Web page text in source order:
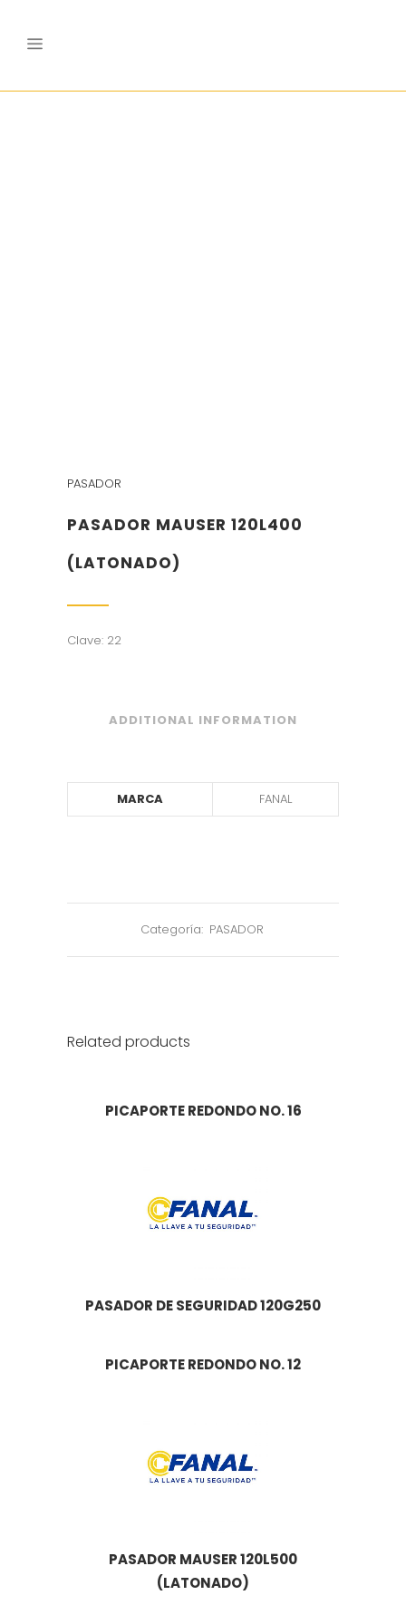
PASADOR
PASADOR MAUSER 120L400
(LATONADO)
Clave: 22
ADDITIONAL INFORMATION
MARCA FANAL
Categoría: PASADOR
Related products
PICAPORTE REDONDO NO. 16
PASADOR DE SEGURIDAD 120G250
PICAPORTE REDONDO NO. 12
PASADOR MAUSER 120L500
(LATONADO)